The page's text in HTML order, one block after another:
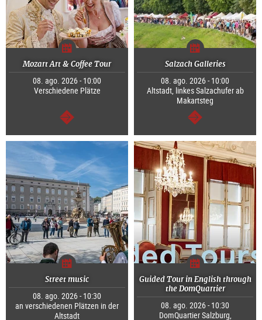
Mozart Art & Coffee Tour
08. ago. 2026 - 10:00
Verschiedene Plätze
continuar
Salzach Galleries
08. ago. 2026 - 10:00
Altstadt, linkes Salzachufer ab
Makartsteg
continuar
Street music
08. ago. 2026 - 10:30
an verschiedenen Plätzen in der
Altstadt
Guided Tour in English through
the DomQuartier
08. ago. 2026 - 10:30
DomQuartier Salzburg,